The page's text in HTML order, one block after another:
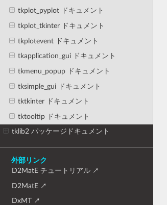
tkplot_pyplot ドキュメント
tkplot_tkinter ドキュメント
tkplotevent ドキュメント
tkapplication_gui ドキュメント
tkmenu_popup ドキュメント
tksimple_gui ドキュメント
tktkinter ドキュメント
tktooltip ドキュメント
tklib2 パッケージドキュメント
外部リンク
D2MatE チュートリアル
D2MatE
DxMT